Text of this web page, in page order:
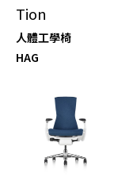
Tion
人體工學椅
HAG